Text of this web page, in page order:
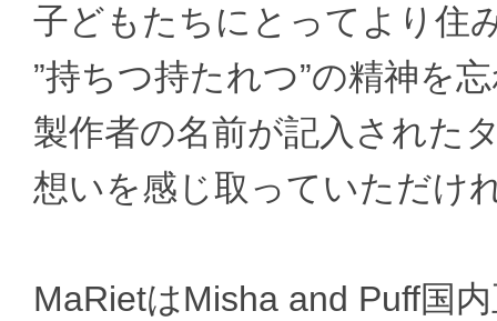
子どもたちにとってより住
”持ちつ持たれつ”の精神を
製作者の名前が記入された
想いを感じ取っていただけ
MaRietはMisha and Puff国